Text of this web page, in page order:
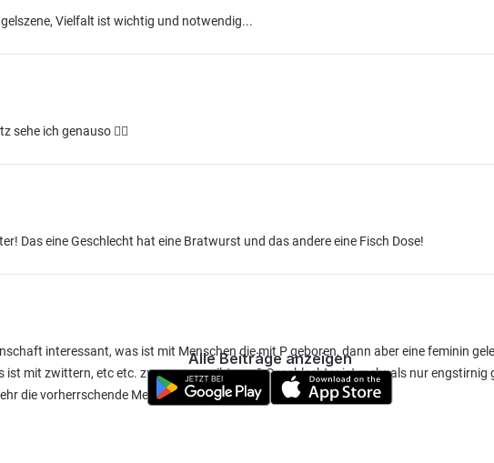
Vielfalt ist wichtig und notwendig...
sehe ich genauso 👍🏻
Das eine Geschlecht hat eine Bratwurst und das andere eine Fisch Dose!
interessant, was ist mit Menschen die mit P geboren, dann aber eine feminin
ist mit zwittern, etc etc. zu sagen es gibt nur 2 Geschlechter ist mehr als nur engstirnig
die vorherrschende Meinung
Alle Beiträge anzeigen